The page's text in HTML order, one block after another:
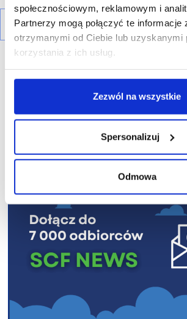
społecznościowym, reklamowym i
Partnerzy mogą połączyć te informacje
otrzymanymi od Ciebie lub uzyskanymi
korzystania z ich usług.
Zezwól na wszystkie
Spersonalizuj
Odmowa
R E K L A M A